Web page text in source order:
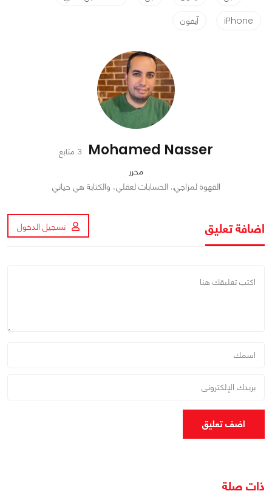
iPhone
آيفون
Mohamed Nasser 3 متابع
محرر
القهوة لمزاجي.. الحسابات لعقلي، والكتابة هي حياتي
اضافة تعليق تسجيل الدخول
اضف تعليق
ذات صلة